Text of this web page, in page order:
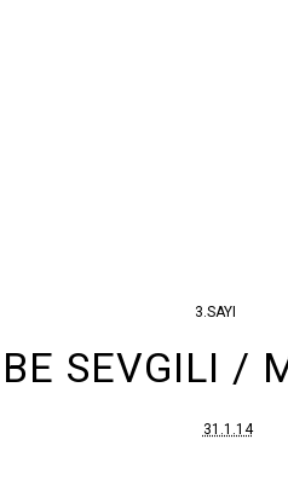
3.SAYI
SEVGILI /
31.1.14